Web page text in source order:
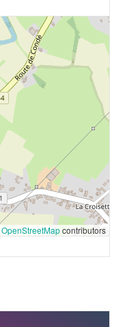
OpenStreetMapcontributors